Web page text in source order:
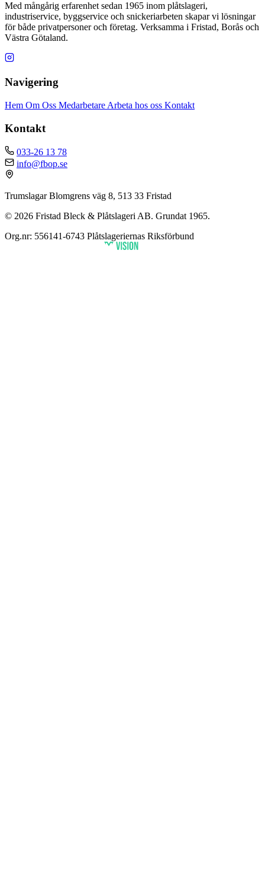
Med mångårig erfarenhet sedan 1965 inom plåtslageri,
industriservice, byggservice och snickeriarbeten skapar vi lösningar
för både privatpersoner och företag. Verksamma i Fristad, Borås och
Västra Götaland.
Navigering
Hem Om Oss Medarbetare Arbeta hos oss Kontakt
Kontakt
033-26 13 78
info@fbop.se
Trumslagar Blomgrens väg 8, 513 33 Fristad
© 2026 Fristad Bleck & Plåtslageri AB. Grundat 1965.
Org.nr: 556141-6743 Plåtslageriernas Riksförbund